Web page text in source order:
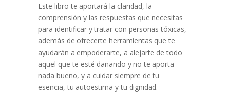
Este libro te aportará la claridad, la
comprensión y las respuestas que necesitas
para identificar y tratar con personas tóxicas,
además de ofrecerte herramientas que te
ayudarán a empoderarte, a alejarte de todo
aquel que te esté dañando y no te aporta
nada bueno, y a cuidar siempre de tu
esencia, tu autoestima y tu dignidad.